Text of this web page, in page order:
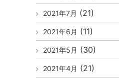
2021年7月 (21)
2021年6月 (11)
2021年5月 (30)
2021年4月 (21)